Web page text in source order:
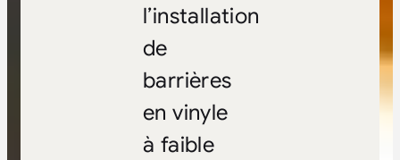
l’installation
de
barrières
en vinyle
à faible